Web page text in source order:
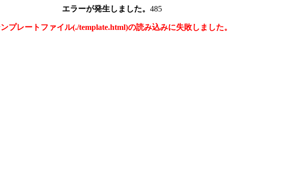
エラーが発生しました。 485
プレートファイル(./template.html)の読み込みに失敗しました。